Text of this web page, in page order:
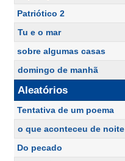
Patriótico 2
Tu e o mar
sobre algumas casas
domingo de manhã
Aleatórios
Tentativa de um poema
o que aconteceu de noite
Do pecado